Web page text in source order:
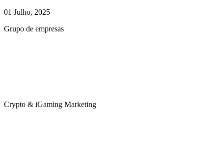
01 Julho, 2025
Grupo de empresas
Crypto & iGaming Marketing